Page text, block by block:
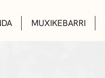
MUXIKEBARRI